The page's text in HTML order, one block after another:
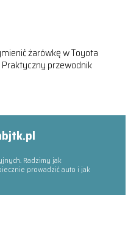
żarówkę w Toyota
Praktyczny przewodnik
Radzimy jak
prowadzić auto i jak